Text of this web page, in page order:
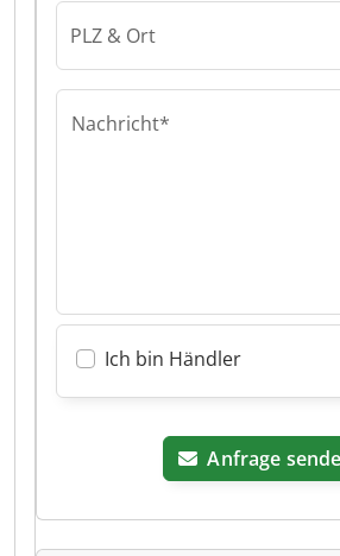
PLZ & Ort
Nachricht*
Ich bin Händler
Anfrage